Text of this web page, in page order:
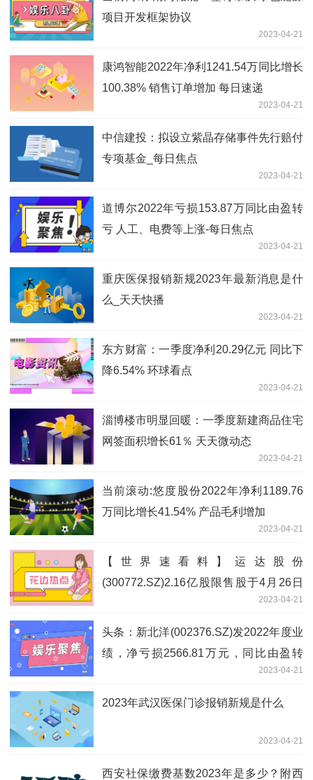
项目开发框架协议
2023-04-21
康鸿智能2022年净利1241.54万同比增长
100.38% 销售订单增加 每日速递
2023-04-21
中信建投：拟设立紫晶存储事件先行赔付
专项基金_每日焦点
2023-04-21
道博尔2022年亏损153.87万同比由盈转
亏 人工、电费等上涨-每日焦点
2023-04-21
重庆医保报销新规2023年最新消息是什
么_天天快播
2023-04-21
东方财富：一季度净利20.29亿元 同比下
降6.54% 环球看点
2023-04-21
淄博楼市明显回暖：一季度新建商品住宅
网签面积增长61％ 天天微动态
2023-04-21
当前滚动:悠度股份2022年净利1189.76
万同比增长41.54% 产品毛利增加
2023-04-21
【世界速看料】运达股份
(300772.SZ)2.16亿股限售股于4月26日
2023-04-21
头条：新北洋(002376.SZ)发2022年度业
绩，净亏损2566.81万元，同比由盈转
2023-04-21
2023年武汉医保门诊报销新规是什么
2023-04-21
西安社保缴费基数2023年是多少？附西